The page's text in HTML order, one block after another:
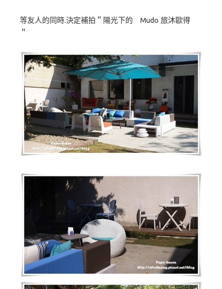
等友人的同時.決定補拍＂陽光下的 Mudo 旅沐歐得
＂